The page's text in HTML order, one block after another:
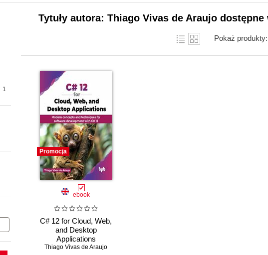
1
Tytuły autora: Thiago Vivas de Araujo
Pokaż produkty:
Promocja
ebook
C# 12 for Cloud, Web,
and Desktop
Applications
Thiago Vivas de Araujo